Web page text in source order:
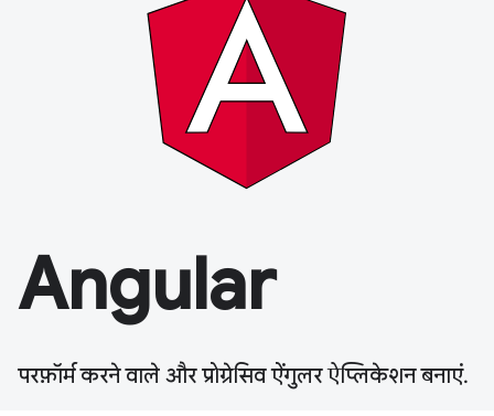
Angular
परफ़ॉर्म करने वाले और प्रोग्रेसिव ऐंगुलर ऐप्लिकेशन बनाएं.